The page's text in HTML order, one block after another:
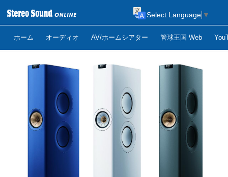
ホーム オーディオ AV/ホームシアター 管球王国 Web
Select Language ▼